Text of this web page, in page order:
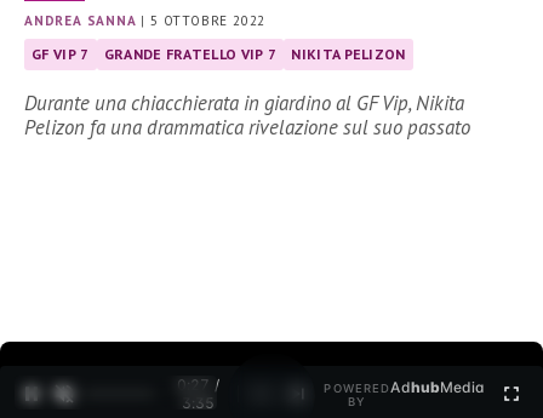
ANDREA SANNA |5 OTTOBRE 2022
GF VIP 7 GRANDE FRATELLO VIP 7 NIKITA PELIZON
Durante una chiacchierata in giardino al GF Vip, Nikita
Pelizon fa una drammatica rivelazione sul suo passato
0:27 /
3:35
POWERED
BY
AdhubMedia